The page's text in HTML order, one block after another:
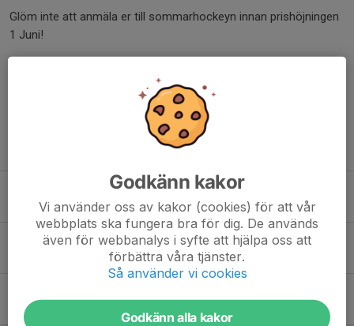
Glöm inte att anmäla er till sommarhockeyn innan prishöjningen
1 Juni!
Glöm inte att anmäla er till årets sommarhockey!
30 apr, 07:47 0
Missa Inte!
12 feb, 07:11 0
Godkänn kakor
Vi använder oss av kakor (cookies) för att vår
webbplats ska fungera bra för dig. De används
även för webbanalys i syfte att hjälpa oss att
förbättra våra tjänster.
Så använder vi cookies
Godkänn alla kakor